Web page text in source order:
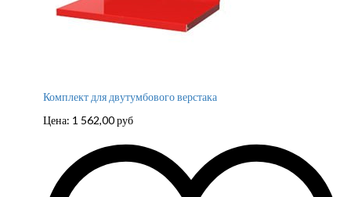
Комплект для двутумбового верстака
Цена: 1 562,00руб